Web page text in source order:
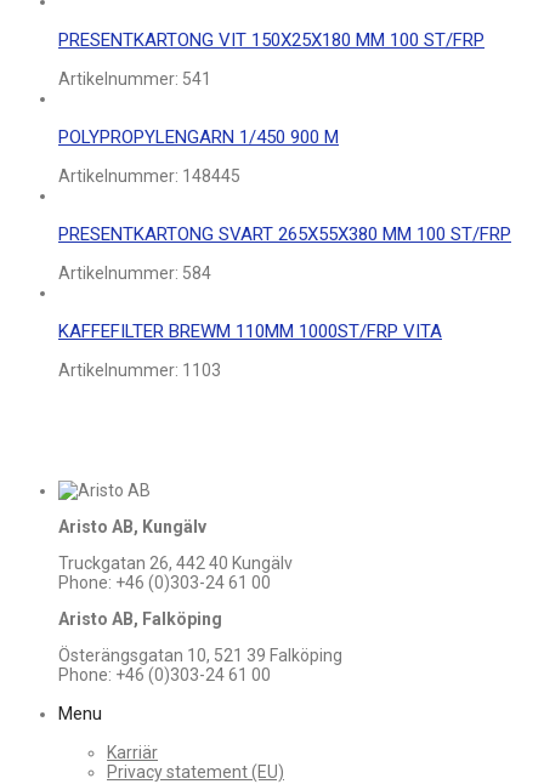
PRESENTKARTONG VIT 150X25X180 MM 100 ST/FRP
Artikelnummer: 541
POLYPROPYLENGARN 1/450 900 M
Artikelnummer: 148445
PRESENTKARTONG SVART 265X55X380 MM 100 ST/FRP
Artikelnummer: 584
KAFFEFILTER BREWM 110MM 1000ST/FRP VITA
Artikelnummer: 1103
Aristo AB, Kungälv
Truckgatan 26, 442 40 Kungälv
Phone: +46 (0)303-24 61 00
Aristo AB, Falköping
Österängsgatan 10, 521 39 Falköping
Phone: +46 (0)303-24 61 00
Menu
Karriär
Privacy statement (EU)